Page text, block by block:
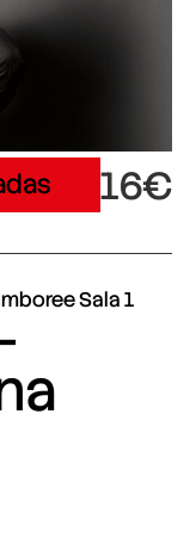
16€
Sala 1